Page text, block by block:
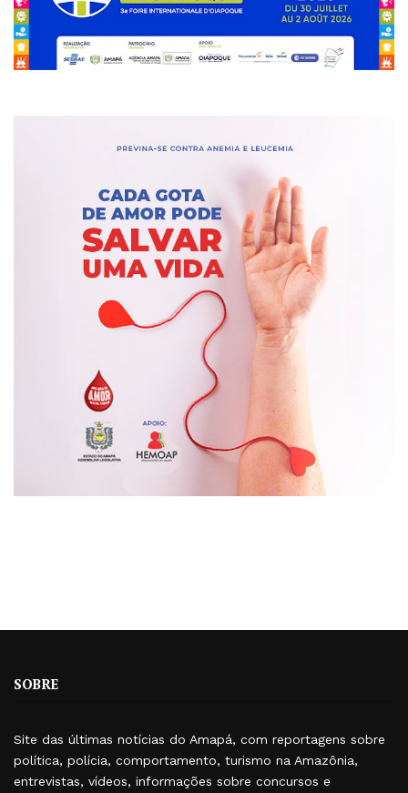
SOBRE
Site das últimas notícias do Amapá, com reportagens sobre
política, polícia, comportamento, turismo na Amazônia,
entrevistas, vídeos, informações sobre concursos e